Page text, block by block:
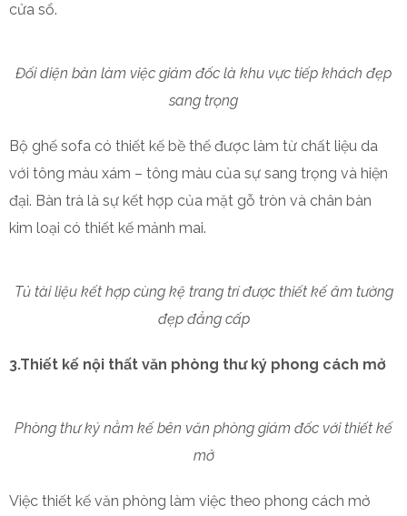
cửa sổ.
Đối diện bàn làm việc giám đốc là khu vực tiếp khách đẹp
sang trọng
Bộ ghế sofa có thiết kế bề thế được làm từ chất liệu da
với tông màu xám – tông màu của sự sang trọng và hiện
đại. Bàn trà là sự kết hợp của mặt gỗ tròn và chân bàn
kim loại có thiết kế mảnh mai.
Tủ tài liệu kết hợp cùng kệ trang trí được thiết kế âm tường
đẹp đẳng cấp
3.Thiết kế nội thất văn phòng thư ký phong cách mở
Phòng thư ký nằm kế bên văn phòng giám đốc với thiết kế
mở
Việc thiết kế văn phòng làm việc theo phong cách mở